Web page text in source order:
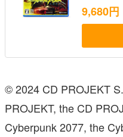
9,680円
© 2024 CD PROJEKT
PROJEKT, the CD
Cyberpunk 2077, the